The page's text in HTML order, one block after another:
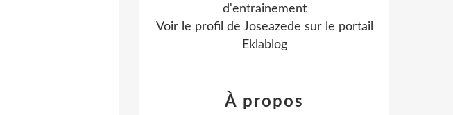
d'entrainement
Voir le profil de Joseazede sur le portail
Eklablog
À propos